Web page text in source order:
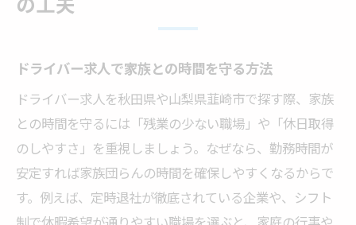
の工夫
ドライバー求人で家族との時間を守る方法
ドライバー求人を秋田県や山梨県韮崎市で探す際、家族
との時間を守るには「残業の少ない職場」や「休日取得
のしやすさ」を重視しましょう。なぜなら、勤務時間が
安定すれば家族団らんの時間を確保しやすくなるからで
す。例えば、定時退社が徹底されている企業や、シフト